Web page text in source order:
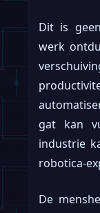
Dit is
werk
gat kan
industrie
robotica-
De